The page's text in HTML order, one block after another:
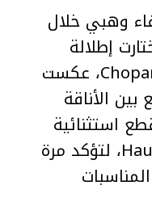
وهبي خلال
إطلالة
فاخرة من مجوهرات دار Chopard، عكست
الأناقة
استثنائية
من مجموعة Haute Joaillerie، لتؤكد مرة